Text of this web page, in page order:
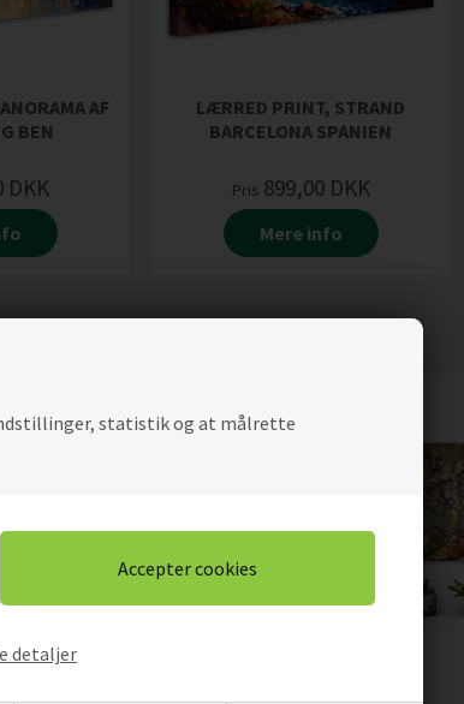
statistik og at målrette
detaljer
AF
BEN
DKK
LÆRRED PRINT, STRAND
BARCELONA SPANIEN
Pris 899,00 DKK
Mere info